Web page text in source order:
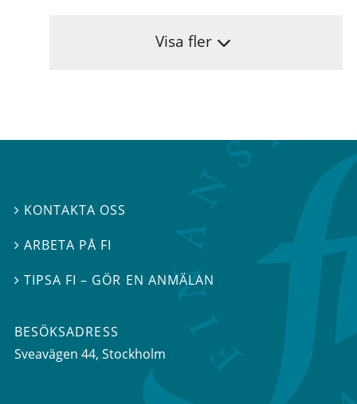
Visa fler
 KONTAKTA OSS
 ARBETA PÅ FI
TIPSA FI – GÖR EN ANMÄLAN
BESÖKSADRESS
Sveavägen 44, Stockholm